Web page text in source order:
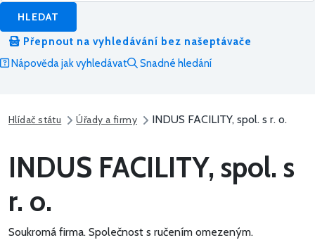
HLEDAT
Přepnout na vyhledávání bez našeptávače
Nápověda jak vyhledávat
Snadné hledání
Hlídač státu Úřady a firmy INDUS FACILITY, spol. s r. o.
INDUS FACILITY, spol. s
r. o.
Soukromá firma. Společnost s ručením omezeným.